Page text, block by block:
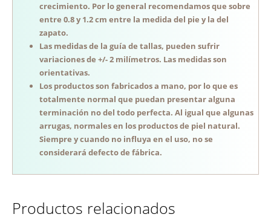
crecimiento. Por lo general recomendamos que sobre
entre 0.8 y 1.2 cm entre la medida del pie y la del
zapato.
Las medidas de la guía de tallas, pueden sufrir
variaciones de +/- 2 milímetros. Las medidas son
orientativas.
Los productos son fabricados a mano, por lo que es
totalmente normal que puedan presentar alguna
terminación no del todo perfecta. Al igual que algunas
arrugas, normales en los productos de piel natural.
Siempre y cuando no influya en el uso, no se
considerará defecto de fábrica.
Productos relacionados